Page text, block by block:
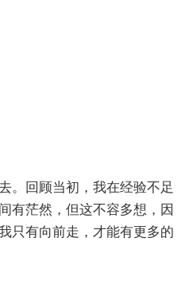
。回顾当初，我在经验不足
有茫然，但这不容多想，因
只有向前走，才能有更多的